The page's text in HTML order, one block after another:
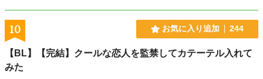
10 お気に入り追加 244
【BL】【完結】クールな恋人を監禁してカテーテル入れて
みた